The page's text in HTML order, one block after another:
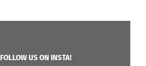
FOLLOW US ON INSTA!